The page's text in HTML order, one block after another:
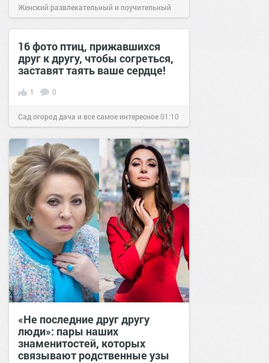
Женский развлекательный и поучительный
сайт. 13:4409 апр 2020
16 фото птиц, прижавшихся
друг к другу, чтобы согреться,
заставят таять ваше сердце!
1 0
Сад огород дача и все самое интересное01:10
07 ноя 2016
«Не последние друг другу
люди»: пары наших
знаменитостей, которых
связывают родственные узы